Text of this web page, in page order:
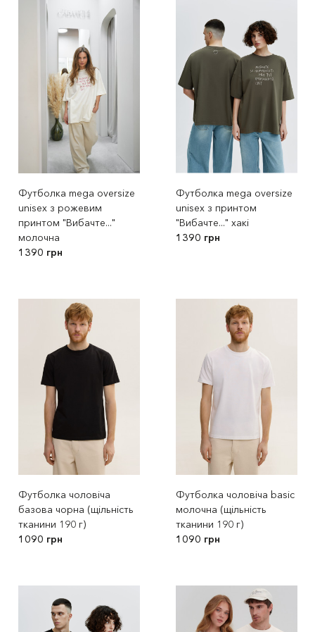
Футболка mega oversize
unisex з рожевим
принтом "Вибачте..."
молочна
1390 грн
Футболка mega oversize
unisex з принтом
"Вибачте..." хакі
1390 грн
Футболка чоловіча
базова чорна (щільність
тканини 190 г)
1090 грн
Футболка чоловіча basic
молочна (щільність
тканини 190 г)
1090 грн